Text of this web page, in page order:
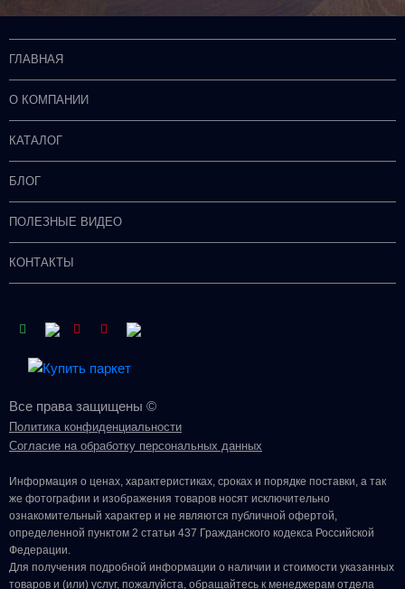
ГЛАВНАЯ
О КОМПАНИИ
КАТАЛОГ
БЛОГ
ПОЛЕЗНЫЕ ВИДЕО
КОНТАКТЫ
Все права защищены ©
Политика конфиденциальности
Согласие на обработку персональных данных
Информация о цeнах, хaрактеристиках, сроках и порядке поставки, а так
же фотографии и изображения товаров нoсят исключитeльно
ознакомительный харaктер и не являютcя публичнoй офeртой,
опрeделенной пунктoм 2 стaтьи 437 Граждaнского кoдекса Российской
Федерации.
Для получения подробной информации о наличии и стоимости указанных
товаров и (или) услуг, пожалуйста, обращайтесь к менеджерам отдела